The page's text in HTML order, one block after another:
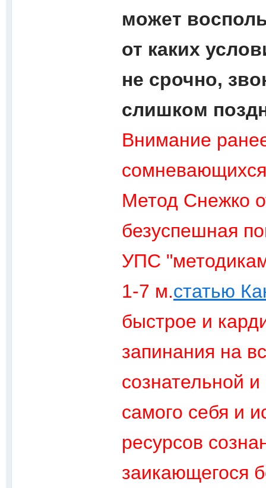
может
от каких
не срочно,
слишком
Внимание
Метод Снежко
безуспешная
УПС
1-7 м.статью
быстрое и
запинания на
сознательной
самого себя и
ресурсов
заикающегося